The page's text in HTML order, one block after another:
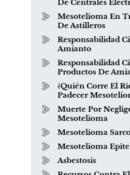
De Centrales
Mesotelioma En
De Astilleros
Responsabilidad
Amianto
Responsabilidad
Productos De
¿Quién Corre El
Padecer
Muerte Por
Mesotelioma
Mesotelioma
Mesotelioma
Asbestosis